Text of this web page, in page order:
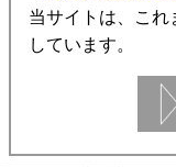
当サイトは、こ
しています。